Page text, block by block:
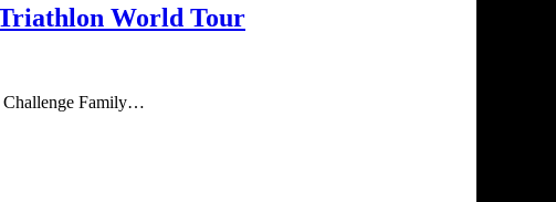
World Tour
Challenge Family…